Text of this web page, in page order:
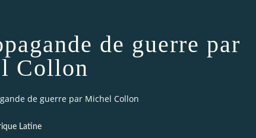
de guerre par
Collon
de guerre par Michel Collon
Latine